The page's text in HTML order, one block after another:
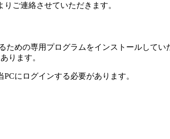
ご連絡させていただきます。
ための専用プログラムをインストールして
ります。
にログインする必要があります。